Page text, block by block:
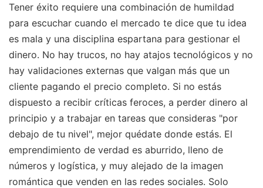
Tener éxito requiere una combinación de humildad
para escuchar cuando el mercado te dice que tu idea
es mala y una disciplina espartana para gestionar el
dinero. No hay trucos, no hay atajos tecnológicos y no
hay validaciones externas que valgan más que un
cliente pagando el precio completo. Si no estás
dispuesto a recibir críticas feroces, a perder dinero al
principio y a trabajar en tareas que consideras "por
debajo de tu nivel", mejor quédate donde estás. El
emprendimiento de verdad es aburrido, lleno de
números y logística, y muy alejado de la imagen
romántica que venden en las redes sociales. Solo